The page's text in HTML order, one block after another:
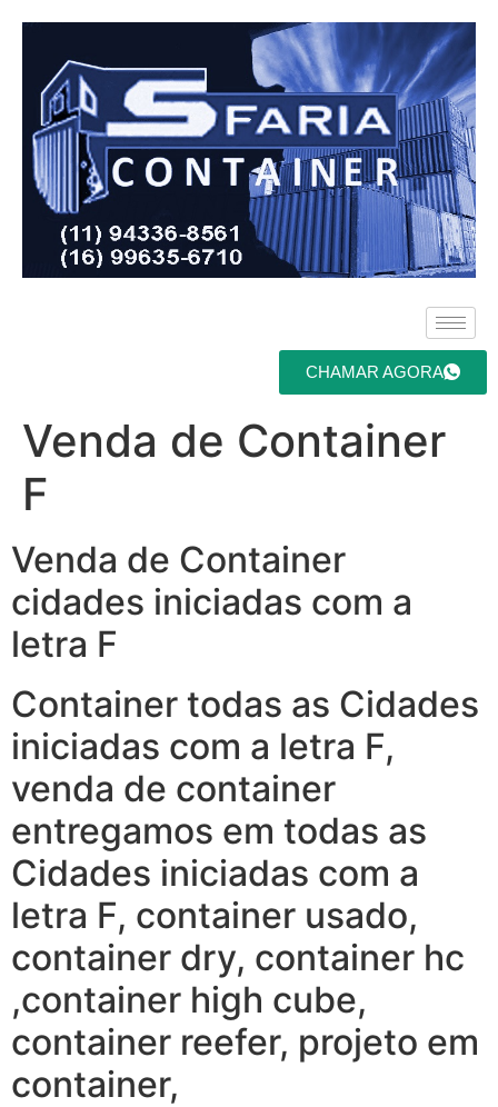
CHAMAR AGORA
Venda de Container
F
Venda de Container
cidades iniciadas com a
letra F
Container todas as Cidades
iniciadas com a letra F,
venda de container
entregamos em todas as
Cidades iniciadas com a
letra F, container usado,
container dry, container hc
,container high cube,
container reefer, projeto em
container,